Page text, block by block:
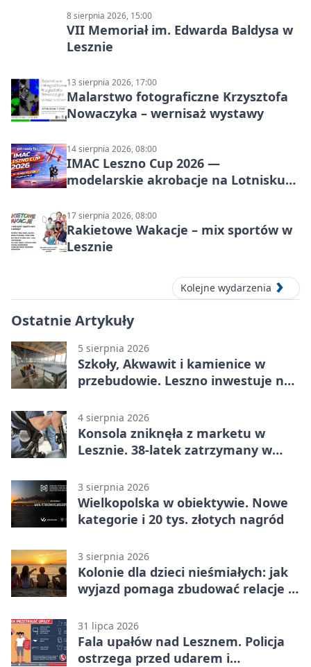
8 sierpnia 2026, 15:00
VII Memoriał im. Edwarda Baldysa w
Lesznie
13 sierpnia 2026, 17:00
Malarstwo fotograficzne Krzysztofa
Nowaczyka – wernisaż wystawy
14 sierpnia 2026, 08:00
IMAC Leszno Cup 2026 —
modelarskie akrobacje na Lotnisku
17 sierpnia 2026, 08:00
Rakietowe Wakacje – mix sportów w
Lesznie
Kolejne wydarzenia
Ostatnie Artykuły
5 sierpnia 2026
Szkoły, Akwawit i kamienice w
przebudowie. Leszno inwestuje na
4 sierpnia 2026
Konsola zniknęła z marketu w
Lesznie. 38-latek zatrzymany w
3 sierpnia 2026
Wielkopolska w obiektywie. Nowe
kategorie i 20 tys. złotych nagród
3 sierpnia 2026
Kolonie dla dzieci nieśmiałych: jak
wyjazd pomaga zbudować relacje z
31 lipca 2026
Fala upałów nad Lesznem. Policja
ostrzega przed udarem i